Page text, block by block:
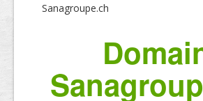
Sanagroupe.ch